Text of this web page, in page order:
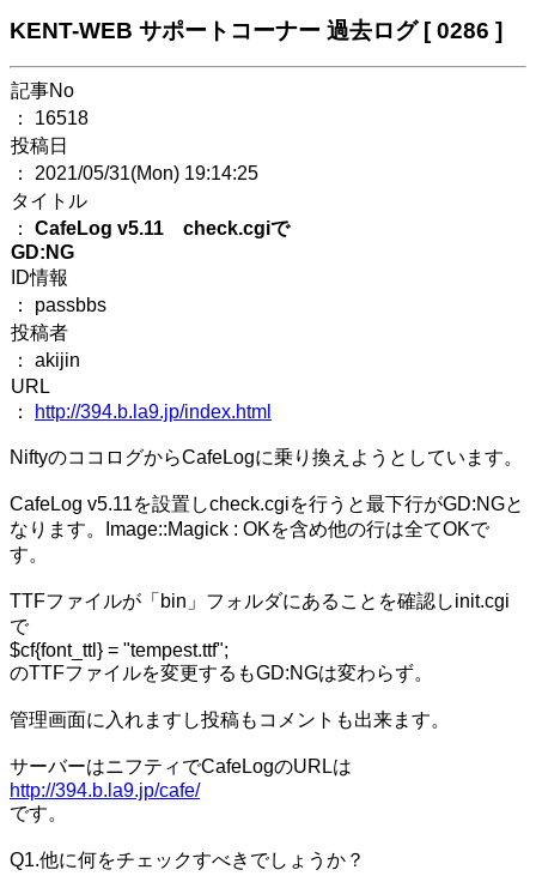
KENT-WEB サポートコーナー 過去ログ [ 0286 ]
記事No
： 16518
投稿日
： 2021/05/31(Mon) 19:14:25
タイトル
： CafeLog v5.11 check.cgiで
GD:NG
ID情報
： passbbs
投稿者
： akijin
URL
：
http://394.b.la9.jp/index.html
NiftyのココログからCafeLogに乗り換えようとしています。
CafeLog v5.11を設置しcheck.cgiを行うと最下行がGD:NGと
なります。Image::Magick : OKを含め他の行は全てOKで
す。
TTFファイルが「bin」フォルダにあることを確認しinit.cgi
で
$cf{font_ttl} = "tempest.ttf";
のTTFファイルを変更するもGD:NGは変わらず。
管理画面に入れますし投稿もコメントも出来ます。
サーバーはニフティでCafeLogのURLは
http://394.b.la9.jp/cafe/
です。
Q1.他に何をチェックすべきでしょうか？